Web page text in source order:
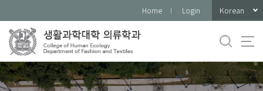
로
메
뉴
Home Login Korean